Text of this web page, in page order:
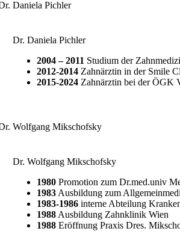
Dr. Daniela Pichler
2004 – 2011 Studium der
2012-2014 Zahnärztin in der Smile
2015-2024 Zahnärztin bei der ÖGK
Dr. Wolfgang Mikschofsky
1980 Promotion zum Dr.med.univ
1983 Ausbildung zum
1983-1986 interne Abteilung
1988 Ausbildung Zahnklinik Wien
1988 Eröffnung Praxis Dres.